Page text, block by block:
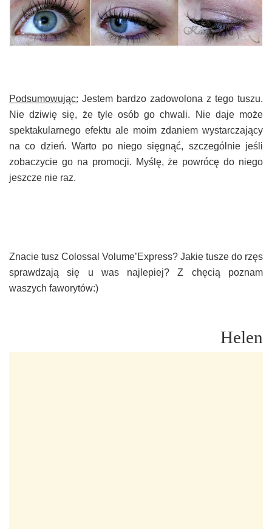
Podsumowując: Jestem bardzo zadowolona z tego tuszu.
Nie dziwię się, że tyle osób go chwali. Nie daje może
spektakularnego efektu ale moim zdaniem wystarczający
na co dzień. Warto po niego sięgnąć, szczególnie jeśli
zobaczycie go na promocji. Myślę, że powrócę do niego
jeszcze nie raz.
Znacie tusz Colossal Volume’Express? Jakie tusze do rzęs
sprawdzają się u was najlepiej? Z chęcią poznam
waszych faworytów:)
Helen